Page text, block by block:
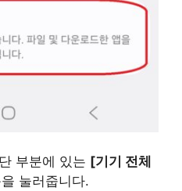
부분에 있는 [기기 전체
눌러줍니다.